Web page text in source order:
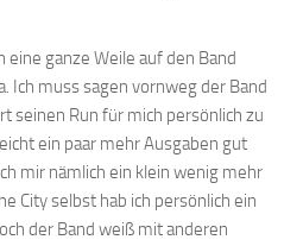
eine ganze Weile auf den Band
Ich muss sagen vornweg der Band
seinen Run für mich persönlich zu
ein paar mehr Ausgaben gut
mir nämlich ein klein wenig mehr
City selbst hab ich persönlich ein
der Band weiß mit anderen